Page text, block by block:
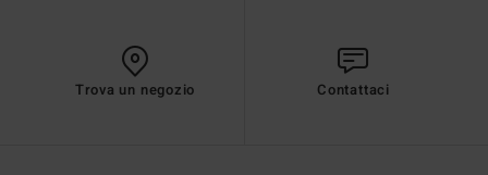
Trova un negozio Contattaci